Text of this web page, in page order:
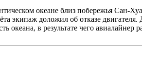
океане близ побережья Сан-
экипаж доложил об отказе двигателя.
в результате чего авиалайнер